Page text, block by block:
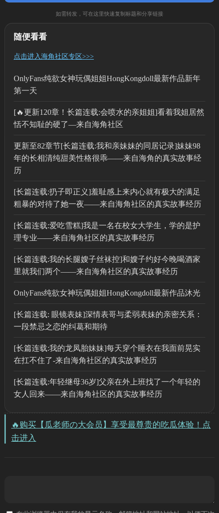
如需转发，可在这里快速复制标题和分享链接
随便看看
点击进入海角社区专区>>>
OnlyFans纯欲女神玩偶姐姐HongKongdoll最新作品新年
第一天
[🔥更新120章！长篇连载:会喷水的亲姐姐]看着我姐居然
恬不知耻的硬了—来自海角社区
更新至82章节[长篇连载:我和亲妹妹的同居记录]妹妹98
年的长相清纯甜美性格很乖——来自海角的真实故事经
历
[长篇连载:扔子即正义]羞耻感上来内心就有极大的满足
粗暴的对待了她一夜——来自海角社区的真实故事经历
[长篇连载:爱吃雪糕]我是一名在校女大学生，学的是护
理专业——来自海角社区的真实故事经历
[长篇连载:我的长腿嫂子丝袜控]和嫂子约好今晚喝酒家
里就我们两个——来自海角社区的真实故事经历
OnlyFans纯欲女神玩偶姐姐HongKongdoll最新作品沐光
[长篇连载: 眼镜表妹]深情表哥与柔弱表妹的亲密关系：
一段禁忌之恋的纠葛和期待
[长篇连载:我的龙凤胎妹妹]每天穿个睡衣在我面前晃实
在扛不住了-来自海角社区的真实故事经历
[长篇连载:年轻继母36岁]父亲在外上班找了一个年轻的
女人回来——来自海角社区的真实故事经历
🔥购买【瓜老师の大会员】享受最尊贵的吃瓜体验！点
击进入